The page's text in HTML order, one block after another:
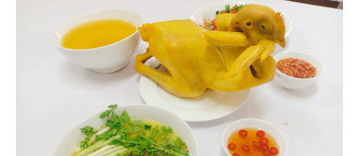
NÊN MUA GÀ CÚNG Ở ĐÂU LÀ TỐT
Trên thi trường hiện nay rất phức tạp về thực phẩm.
sạch lẫn lỗn, người tiêu dùng khó mà nhận biết được.